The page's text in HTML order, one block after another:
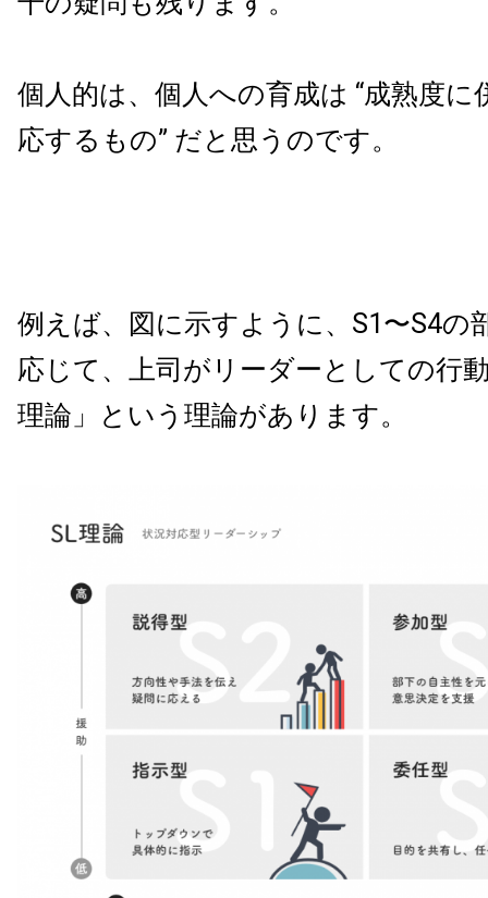
個人的は、個人への育成は “成熟度に
応するもの” だと思うのです。
例えば、図に示すように、S1〜S4の
応じて、上司がリーダーとしての行
理論」という理論があります。